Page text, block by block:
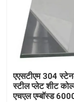
एएसटीएम 304
स्टील प्लेट शीट
एचएल एम्बॉस्ड